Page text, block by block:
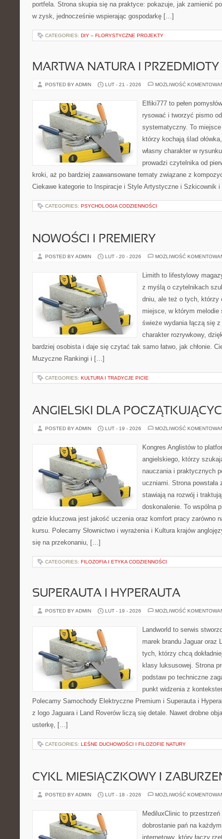
portfela. Strona skupia się na praktyce: pokazuje, jak zamienić
w zysk, jednocześnie wspierając gospodarkę […]
CATEGORIES: DIY – FLORYSTYCZNE PROJEKTY
MARTWA NATURA I PRZEDMIOTY
POSTED BY ADMIN LUT - 21 - 2026 MOŻLIWOŚĆ
Elfiki777 to pełen
rysować i tworzyć pismo
systematyczny. To
którzy kochają ślad
własny charakter w
prowadzi czytelnika od
kroki, aż po bardziej zaawansowane tematy związane z
Ciekawe kategorie to Inspiracje i Style Artystyczne i Szkicownik
CATEGORIES: PSYCHOLOGIA CODZIENNOŚCI
NOWOŚCI I PREMIERY
POSTED BY ADMIN LUT - 20 - 2026 MOŻLIWOŚĆ
Limith to lifestylowy
z myślą o czytelnikach
dniu, ale też o tych, którzy
miejsce, w którym
świeże wydania łączą się
charakter rozrywkowy,
bardziej osobista i daje się czytać tak samo łatwo, jak chłonie.
Muzyczne Rankingi i […]
CATEGORIES: KULTURA I TRADYCJE PICIE
ANGIELSKI DLA
POSTED BY ADMIN LUT - 19 - 2026 MOŻLIWOŚĆ
Kongres Anglistów to
angielskiego, którzy
nauczania i praktycznych
uczniami. Strona
stawiają na rozwój i
doskonalenie. To wspólna
gdzie kluczowa jest jakość uczenia oraz komfort pracy zarówno
kursu. Polecamy Słownictwo i wyrażenia i Kultura krajów
się na przekonaniu, […]
CATEGORIES: FILOZOFIA I ETYKA CODZIENNOŚCI
SUPERAUTA I HYPERAUTA
POSTED BY ADMIN LUT - 19 - 2026 MOŻLIWOŚĆ
Landworld to serwis
marek brandu Jaguar oraz
tych, którzy chcą
klasy luksusowej. Strona
podstaw po techniczne
punkt widzenia z
Polecamy Samochody Elektryczne Premium i Superauta i
z logo Jaguara i Land Roverów liczą się detale. Nawet drobne
usterkę, […]
CATEGORIES: LEŚNE DUCHOWOŚCI I FILOZOFIE NATURY
CYKL MIESIĄCZKOWY I
POSTED BY ADMIN LUT - 18 - 2026 MOŻLIWOŚĆ
MediluxClinic to
dobrostanie pań na
internetowy, który łączy